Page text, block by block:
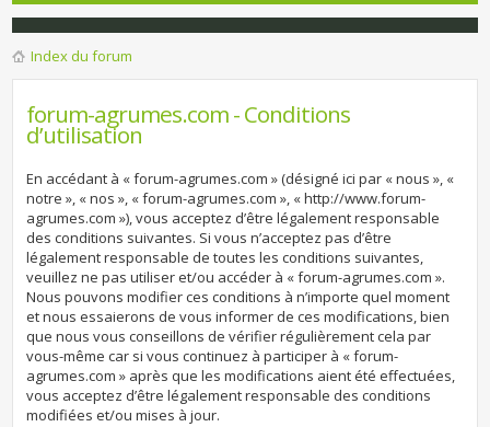
Index du forum
forum-agrumes.com - Conditions
d’utilisation
En accédant à « forum-agrumes.com » (désigné ici par « nous », «
notre », « nos », « forum-agrumes.com », « http://www.forum-
agrumes.com »), vous acceptez d’être légalement responsable
des conditions suivantes. Si vous n’acceptez pas d’être
légalement responsable de toutes les conditions suivantes,
veuillez ne pas utiliser et/ou accéder à « forum-agrumes.com ».
Nous pouvons modifier ces conditions à n’importe quel moment
et nous essaierons de vous informer de ces modifications, bien
que nous vous conseillons de vérifier régulièrement cela par
vous-même car si vous continuez à participer à « forum-
agrumes.com » après que les modifications aient été effectuées,
vous acceptez d’être légalement responsable des conditions
modifiées et/ou mises à jour.